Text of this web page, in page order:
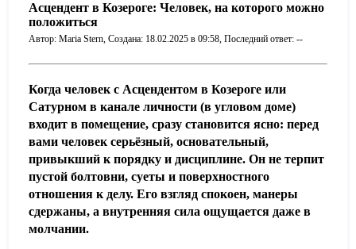
Асцендент в Козероге: Человек, на которого можно
положиться
Автор: Maria Stern, Создана: 18.02.2025 в 09:58, Последний ответ: --
Когда человек с Асцендентом в Козероге или
Сатурном в канале личности (в угловом доме)
входит в помещение, сразу становится ясно: перед
вами человек серьёзный, основательный,
привыкший к порядку и дисциплине. Он не терпит
пустой болтовни, суеты и поверхностного
отношения к делу. Его взгляд спокоен, манеры
сдержаны, а внутренняя сила ощущается даже в
молчании.